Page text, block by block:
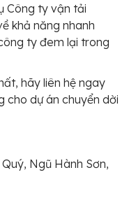
Công ty vận tải
khả năng nhanh
ty đem lại trong
hãy liên hệ ngay
cho dự án chuyển dời
Ngũ Hành Sơn,